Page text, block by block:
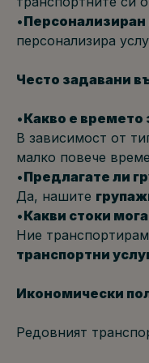
•
персонализира
Често задавани
•Какво е времето
В зависимост от
малко повече
•Предлагате ли
Да, нашите
•Какви стоки
Ние
транспортни
Икономически
Редовният